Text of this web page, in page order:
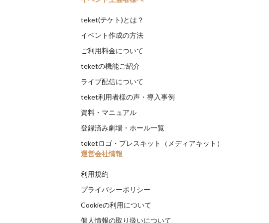
teket(テケト)とは？
イベント作成の方法
ご利用料金について
teketの機能ご紹介
ライブ配信について
teket利用者様の声・導入事例
資料・マニュアル
登録済み劇場・ホール一覧
teketロゴ・プレスキット（メディアキット）
運営会社情報
利用規約
プライバシーポリシー
Cookieの利用について
個人情報の取り扱いについて